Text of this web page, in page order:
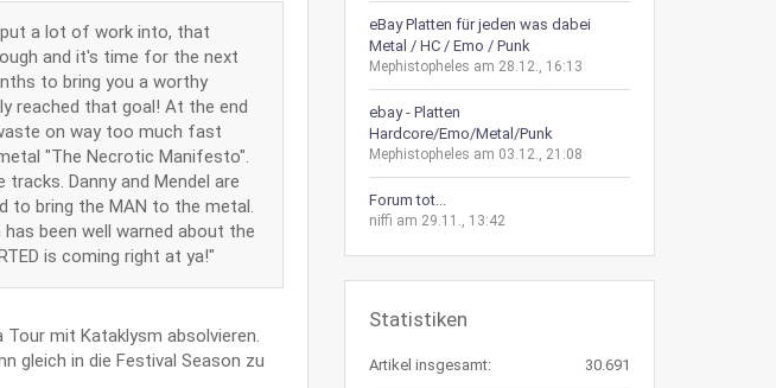
put a lot of work into, that
and it's time for the next
to bring you a worthy
reached that goal! At the end
on way too much fast
"The Necrotic Manifesto".
Danny and Mendel are
to bring the MAN to the metal.
been well warned about the
is coming right at ya!"
Tour mit Kataklysm absolvieren.
gleich in die Festival Season zu
eBay Platten für jeden was dabei
Metal / HC / Emo / Punk
Mephistopheles am 28.12., 16:13
ebay - Platten
Hardcore/Emo/Metal/Punk
Mephistopheles am 03.12., 21:08
Forum tot...
niffi am 29.11., 13:42
Statistiken
Artikel insgesamt: 30.691